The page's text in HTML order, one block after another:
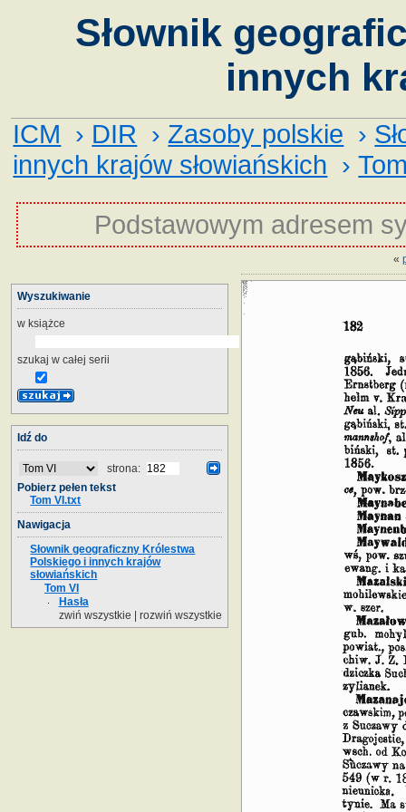
Słownik
innych
ICM › DIR › Zasoby polskie ›
innych krajów słowiańskich ›
Podstawowym adresem
«
Wyszukiwanie
w książce
szukaj w całej serii
Idź do
strona:
Pobierz pełen tekst
Tom VI.txt
Nawigacja
Słownik geograficzny Królestwa
Polskiego i innych krajów
słowiańskich
Tom VI
Hasła
zwiń wszystkie
rozwiń wszystkie